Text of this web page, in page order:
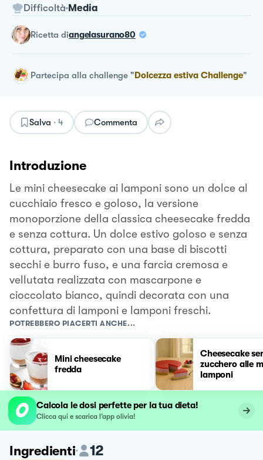
Difficoltà Media
ricetta diangelasurano80
Partecipa alla challenge "Dolcezza estiva Challenge"
Salva · 4 Commenta
Introduzione
Le mini cheesecake ai lamponi sono un dolce al
cucchiaio fresco e goloso, la versione
monoporzione della classica cheesecake fredda
e senza cottura. Un dolce estivo goloso e senza
cottura, preparato con una base di biscotti
secchi e burro fuso, e una farcia cremosa e
vellutata realizzata con mascarpone e
cioccolato bianco, quindi decorata con una
confettura di lamponi e lamponi freschi.
POTREBBERO PIACERTI ANCHE...
Mini cheesecake
fredda
Cheesecake
zucchero alle
lamponi
Calcola le dosi perfette per la tua dieta!
Clicca qui e scarica l’app olivia!
Ingredienti 12